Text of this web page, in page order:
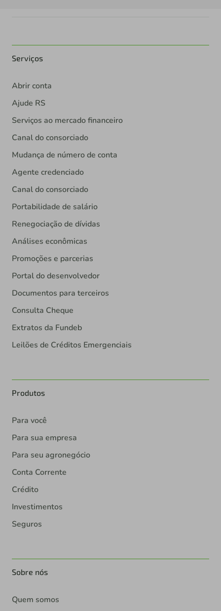
Serviços
Abrir conta
Ajude RS
Serviços ao mercado financeiro
Canal do consorciado
Mudança de número de conta
Agente credenciado
Canal do consorciado
Portabilidade de salário
Renegociação de dívidas
Análises econômicas
Promoções e parcerias
Portal do desenvolvedor
Documentos para terceiros
Consulta Cheque
Extratos da Fundeb
Leilões de Créditos Emergenciais
Produtos
Para você
Para sua empresa
Para seu agronegócio
Conta Corrente
Crédito
Investimentos
Seguros
Sobre nós
Quem somos